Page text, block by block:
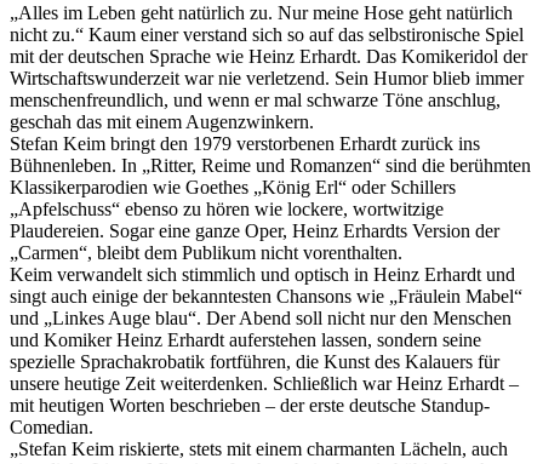
„Alles im Leben geht natürlich zu. Nur meine Hose geht natürlich
nicht zu.“ Kaum einer verstand sich so auf das selbstironische Spiel
mit der deutschen Sprache wie Heinz Erhardt. Das Komikeridol der
Wirtschaftswunderzeit war nie verletzend. Sein Humor blieb immer
menschenfreundlich, und wenn er mal schwarze Töne anschlug,
geschah das mit einem Augenzwinkern.
Stefan Keim bringt den 1979 verstorbenen Erhardt zurück ins
Bühnenleben. In „Ritter, Reime und Romanzen“ sind die berühmten
Klassikerparodien wie Goethes „König Erl“ oder Schillers
„Apfelschuss“ ebenso zu hören wie lockere, wortwitzige
Plaudereien. Sogar eine ganze Oper, Heinz Erhardts Version der
„Carmen“, bleibt dem Publikum nicht vorenthalten.
Keim verwandelt sich stimmlich und optisch in Heinz Erhardt und
singt auch einige der bekanntesten Chansons wie „Fräulein Mabel“
und „Linkes Auge blau“. Der Abend soll nicht nur den Menschen
und Komiker Heinz Erhardt auferstehen lassen, sondern seine
spezielle Sprachakrobatik fortführen, die Kunst des Kalauers für
unsere heutige Zeit weiterdenken. Schließlich war Heinz Erhardt –
mit heutigen Worten beschrieben – der erste deutsche Standup-
Comedian.
„Stefan Keim riskierte, stets mit einem charmanten Lächeln, auch